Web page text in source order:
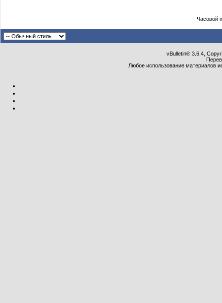
Часовой
vBulletin® 3.6.4,
Любое использование материалов